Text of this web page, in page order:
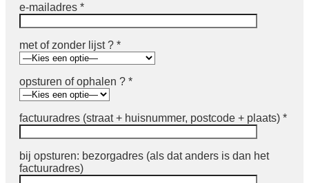
e-mailadres *
met of zonder lijst ? *
opsturen of ophalen ? *
factuuradres (straat + huisnummer, postcode + plaats) *
bij opsturen: bezorgadres (als dat anders is dan het
factuuradres)